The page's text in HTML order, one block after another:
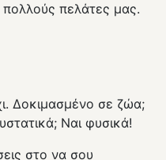
πελάτες μας.
Δοκιμασμένο σε ζώα;
Ναι φυσικά!
στο να σου